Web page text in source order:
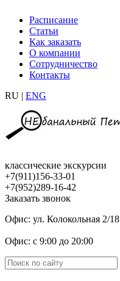
Расписание
Статьи
Как заказать
О компании
Сотрудничество
Контакты
RU | ENG
классические экскурсии
+7(911)156-33-01
+7(952)289-16-42
Заказать звонок
Офис: ул. Колокольная 2/18
Офис: с 9:00 до 20:00